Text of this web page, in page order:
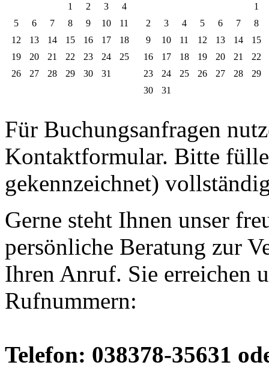
1
2 3
4
5
6 7 8 9 10
11
12
13 14 15 16 17
18
19
20 21 22 23 24
25
26
27 28 29 30 31
1
2
3 4 5 6 7
8
9
10 11 12 13 14
15
16
17 18 19 20 21
22
23
24 25 26 27 28
29
30
31
Für Buchungsanfragen
Kontaktformular. Bitte
gekennzeichnet)
Gerne steht Ihnen unser
persönliche Beratung zur
Ihren Anruf. Sie erreichen
Rufnummern:
Telefon: 038378-35631